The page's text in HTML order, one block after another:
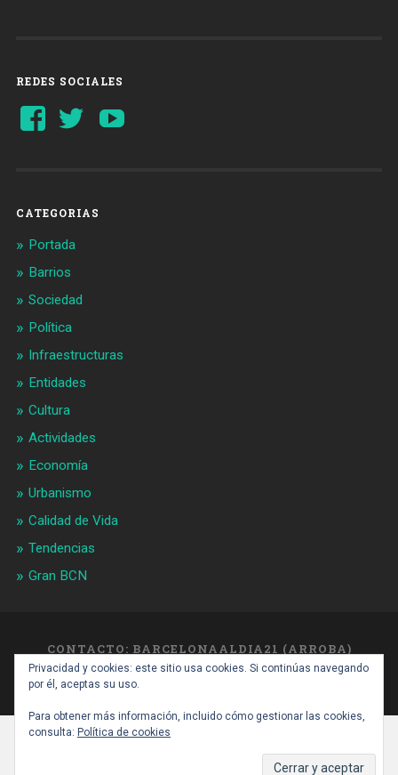
REDES SOCIALES
Ver
perfil
Ver
perfil
CATEGORIAS
Portada
Barrios
Sociedad
Política
Infraestructuras
Entidades
Cultura
Actividades
Economía
Urbanismo
Calidad de Vida
Tendencias
Gran BCN
CONTACTO: BARCELONAALDIA21 (ARROBA)
GMAIL.COM
Privacidad y cookies: este sitio usa cookies. Si continúas navegando
por él, aceptas su uso.
Para obtener más información, incluido cómo gestionar las cookies,
consulta: Política de cookies